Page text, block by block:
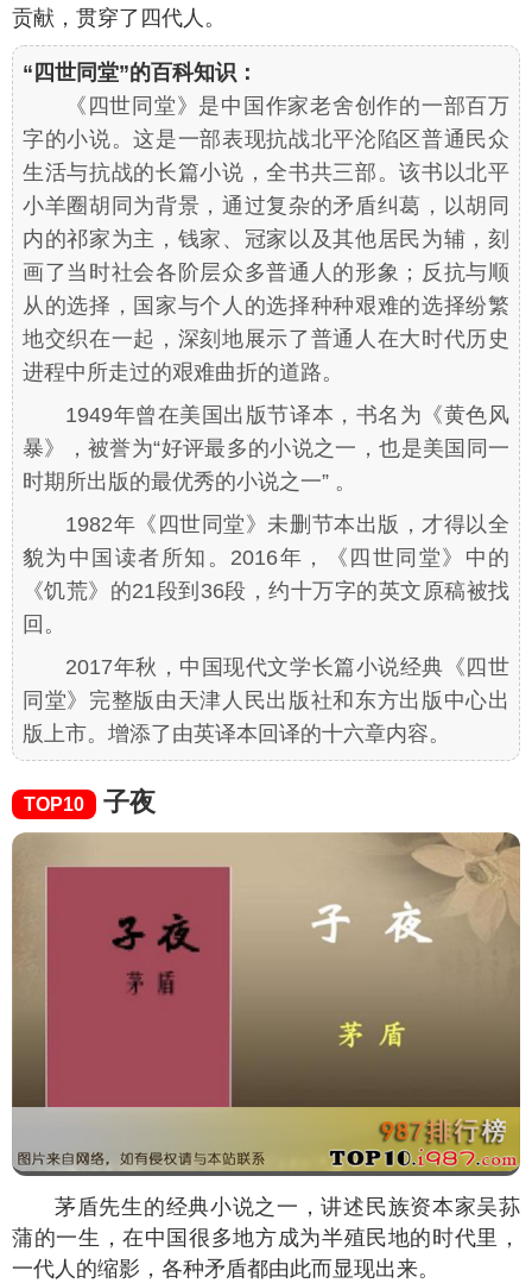
贡献，贯穿了四代人。
“四世同堂”的百科知识：
《四世同堂》是中国作家老舍创作的一部百万
字的小说。这是一部表现抗战北平沦陷区普通民众
生活与抗战的长篇小说，全书共三部。该书以北平
小羊圈胡同为背景，通过复杂的矛盾纠葛，以胡同
内的祁家为主，钱家、冠家以及其他居民为辅，刻
画了当时社会各阶层众多普通人的形象；反抗与顺
从的选择，国家与个人的选择种种艰难的选择纷繁
地交织在一起，深刻地展示了普通人在大时代历史
进程中所走过的艰难曲折的道路。
1949年曾在美国出版节译本，书名为《黄色风
暴》，被誉为“好评最多的小说之一，也是美国同一
时期所出版的最优秀的小说之一” 。
1982年《四世同堂》未删节本出版，才得以全
貌为中国读者所知。2016年，《四世同堂》中的
《饥荒》的21段到36段，约十万字的英文原稿被找
回。
2017年秋，中国现代文学长篇小说经典《四世
同堂》完整版由天津人民出版社和东方出版中心出
版上市。增添了由英译本回译的十六章内容。
TOP10 子夜
茅盾先生的经典小说之一，讲述民族资本家吴荪
蒲的一生，在中国很多地方成为半殖民地的时代里，
一代人的缩影，各种矛盾都由此而显现出来。